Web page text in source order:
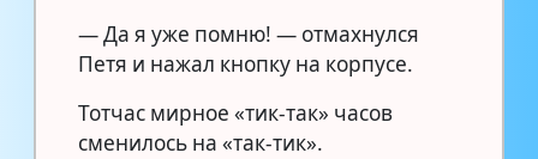
— Да я уже помню! — отмахнулся
Петя и нажал кнопку на корпусе.
Тотчас мирное «тик-так» часов
сменилось на «так-тик».